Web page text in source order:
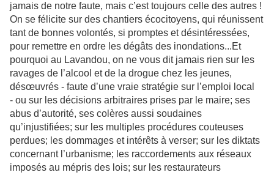
jamais de notre faute, mais c’est toujours celle des autres !
On se félicite sur des chantiers écocitoyens, qui réunissent
tant de bonnes volontés, si promptes et désintéressées,
pour remettre en ordre les dégâts des inondations...Et
pourquoi au Lavandou, on ne vous dit jamais rien sur les
ravages de l’alcool et de la drogue chez les jeunes,
désœuvrés - faute d’une vraie stratégie sur l’emploi local
- ou sur les décisions arbitraires prises par le maire; ses
abus d’autorité, ses colères aussi soudaines
qu’injustifiées; sur les multiples procédures couteuses
perdues; les dommages et intérêts à verser; sur les diktats
concernant l’urbanisme; les raccordements aux réseaux
imposés au mépris des lois; sur les restaurateurs